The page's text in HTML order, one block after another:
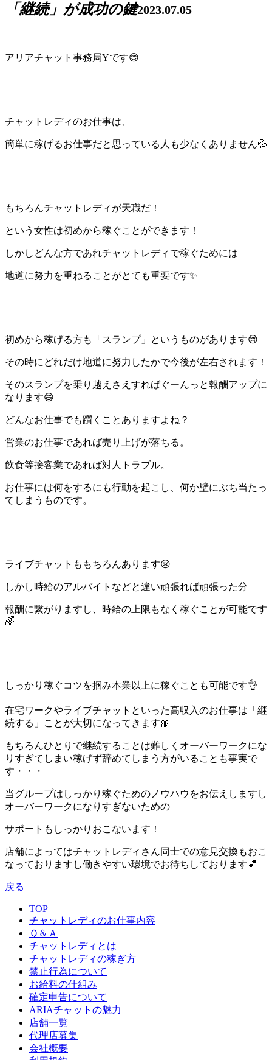
「継続」が成功の鍵2023.07.05
アリアチャット事務局Yです😊
チャットレディのお仕事は、
簡単に稼げるお仕事だと思っている人も少なくありません💦
もちろんチャットレディが天職だ！
という女性は初めから稼ぐことができます！
しかしどんな方であれチャットレディで稼ぐためには
地道に努力を重ねることがとても重要です✨
初めから稼げる方も「スランプ」というものがあります😢
その時にどれだけ地道に努力したかで今後が左右されます！
そのスランプを乗り越えさえすればぐーんっと報酬アップに
なります😄
どんなお仕事でも躓くことありますよね？
営業のお仕事であれば売り上げが落ちる。
飲食等接客業であれば対人トラブル。
お仕事には何をするにも行動を起こし、何か壁にぶち当たっ
てしまうものです。
ライブチャットももちろんあります😢
しかし時給のアルバイトなどと違い頑張れば頑張った分
報酬に繋がりますし、時給の上限もなく稼ぐことが可能です
🌈
しっかり稼ぐコツを掴み本業以上に稼ぐことも可能です👌
在宅ワークやライブチャットといった高収入のお仕事は「継
続する」ことが大切になってきます🎀
もちろんひとりで継続することは難しくオーバーワークにな
りすぎてしまい稼げず辞めてしまう方がいることも事実で
す・・・
当グループはしっかり稼ぐためのノウハウをお伝えしますし
オーバーワークになりすぎないための
サポートもしっかりおこないます！
店舗によってはチャットレディさん同士での意見交換もおこ
なっておりますし働きやすい環境でお待ちしております💕
戻る
TOP
チャットレディのお仕事内容
Ｑ＆Ａ
チャットレディとは
チャットレディの稼ぎ方
禁止行為について
お給料の仕組み
確定申告について
ARIAチャットの魅力
店舗一覧
代理店募集
会社概要